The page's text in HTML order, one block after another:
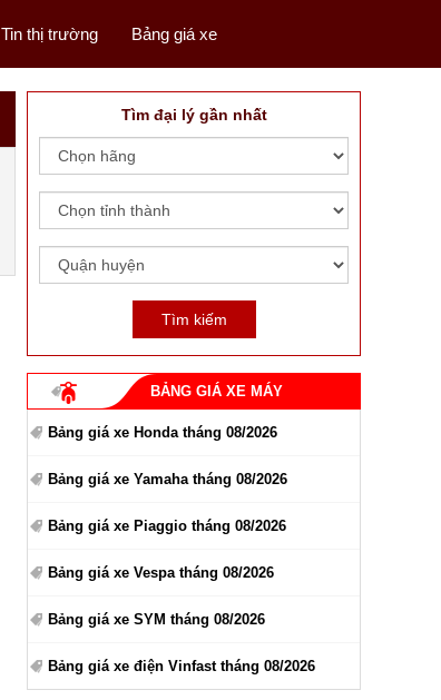
Tin thị trường Bảng giá xe
Tìm đại lý gần nhất
BẢNG GIÁ XE MÁY
Bảng giá xe Honda tháng 08/2026
Bảng giá xe Yamaha tháng 08/2026
Bảng giá xe Piaggio tháng 08/2026
Bảng giá xe Vespa tháng 08/2026
Bảng giá xe SYM tháng 08/2026
Bảng giá xe điện Vinfast tháng 08/2026